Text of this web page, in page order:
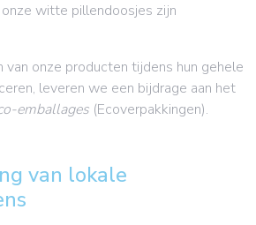
witte pillendoosjes zijn
onze producten tijdens hun gehele
leveren we een bijdrage aan het
emballages (Ecoverpakkingen).
van lokale